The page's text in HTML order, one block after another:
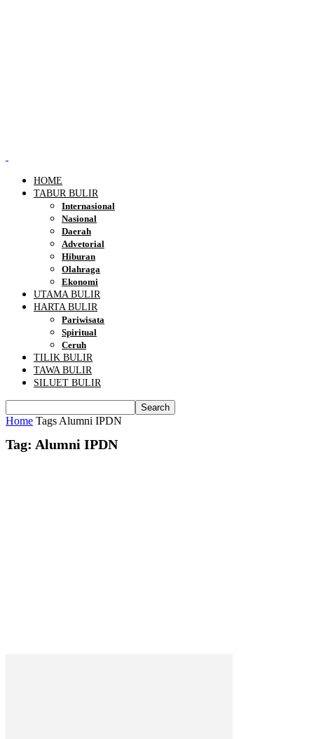
HOME
TABUR BULIR
Internasional
Nasional
Daerah
Advetorial
Hiburan
Olahraga
Ekonomi
UTAMA BULIR
HARTA BULIR
Pariwisata
Spiritual
Ceruh
TILIK BULIR
TAWA BULIR
SILUET BULIR
Home Tags Alumni IPDN
Tag: Alumni IPDN